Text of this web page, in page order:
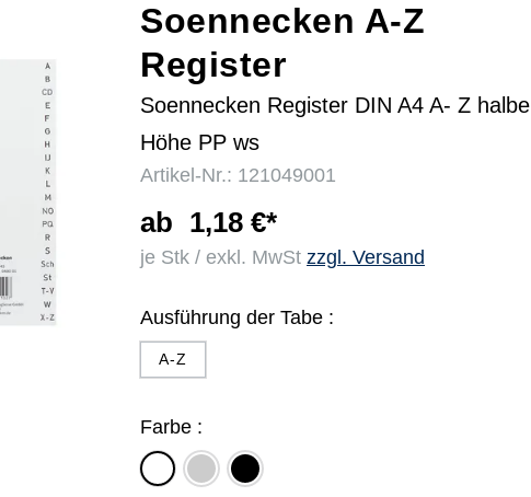
Soennecken A-Z
Register
Soennecken Register DIN A4 A- Z halbe
Höhe PP ws
Artikel-Nr.: 121049001
ab 1,18 €*
je Stk / exkl. MwSt zzgl. Versand
Ausführung der Tabe :
A-Z
Farbe :
weiß grau schwarz